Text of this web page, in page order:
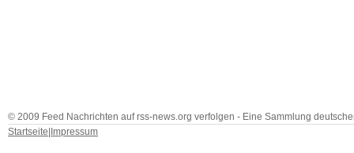
© 2009 Feed Nachrichten auf rss-news.org verfolgen - Eine Sammlung
Startseite Impressum